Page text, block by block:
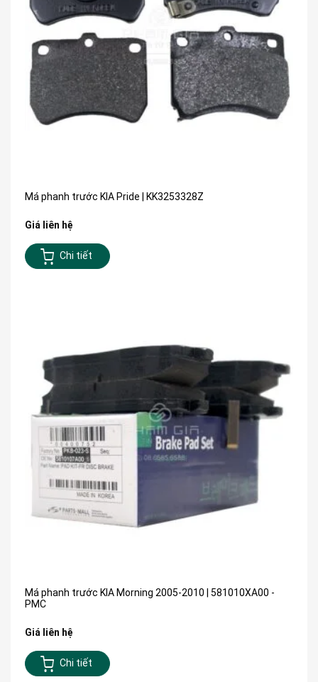
Má phanh trước KIA Pride | KK3253328Z
Giá liên hệ
Chi tiết
Má phanh trước KIA Morning 2005-2010 | 581010XA00 -
PMC
Giá liên hệ
Chi tiết